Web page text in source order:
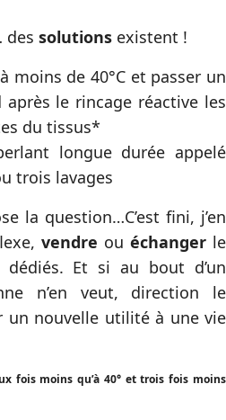
des solutions existent !
moins de 40°C et passer un
le rincage réactive les
du tissus*
longue durée appelé
trois lavages
la question…C’est fini, j’en
vendre ou échangerle
Et si au bout d’un
n’en veut, direction le
un nouvelle utilité à une vie
fois moins qu’à 40° et trois fois moins